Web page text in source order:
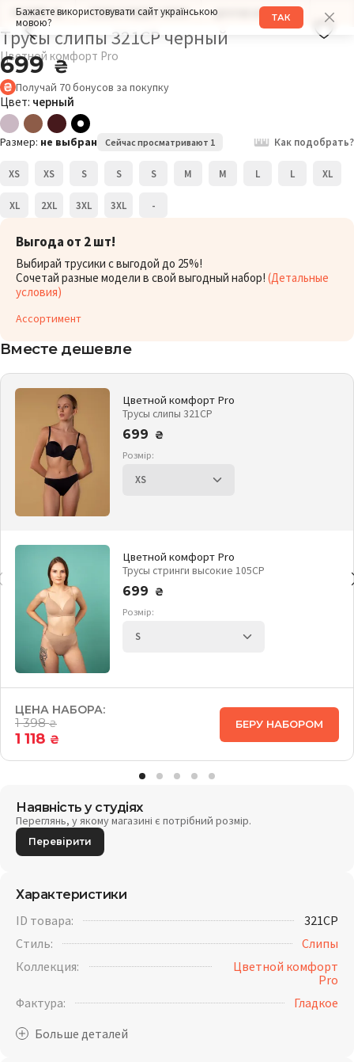
Бажаєте використовувати сайт українською
мовою?
ТАК
РАЗМЕР: XL ОБХВАТ БЕДЕР: 108СМ ДРУГИЕ МОДЕЛИ
Трусы слипы 321CP черный
Цветной комфорт Pro
699 ₴
Получай 70бонусов за покупку
Цвет: черный
Размер: не выбран Сейчас просматривают 1 Как подобрать?
XS XS S S S M M L L XL
XL 2XL 3XL 3XL -
Выгода от 2 шт!
Выбирай трусики с выгодой до 25%!
Сочетай разные модели в свой выгодный набор! (Детальные
условия)
Ассортимент
Вместе дешевле
Цветной комфорт Pro
Трусы слипы 321CP
699
₴
Розмір:
Цветной комфорт Pro
Трусы стринги высокие 105CP
699
₴
Розмір:
ЦЕНА НАБОРА:
1 398₴
1 118 ₴
БЕРУ НАБОРОМ
Наявність у студіях
Переглянь, у якому магазині є потрібний розмір.
Перевірити
Характеристики
ID товара:
321CP
Стиль:
Слипы
Коллекция:
Цветной комфорт
Pro
Фактура:
Гладкое